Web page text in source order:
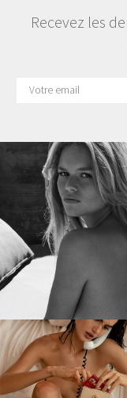
Recevez les